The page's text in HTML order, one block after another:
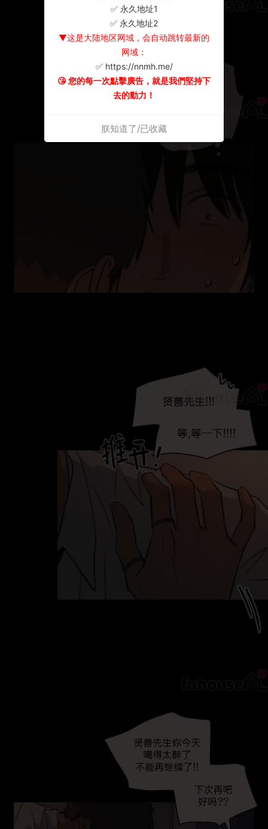
✅ 永久地址1
✅ 永久地址2
▼这是大陆地区网域，会自动跳转最新的
网域：
✅ https://nnmh.me/
😘 您的每一次點擊廣告，就是我們堅持下
去的動力！
朕知道了/已收藏